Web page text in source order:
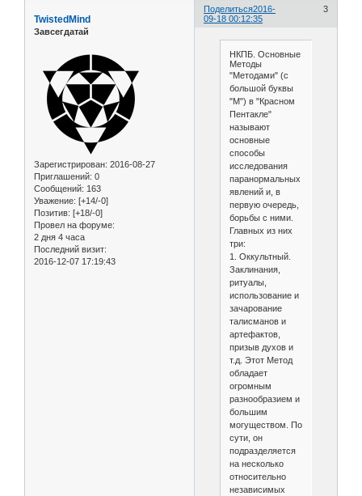
Поделиться 3
2016-
09-18 00:12:35
TwistedMind
Завсегдатай
Зарегистрирован: 2016-08-27
Приглашений: 0
Сообщений: 163
Уважение: [+14/-0]
Позитив: [+18/-0]
Провел на форуме:
2 дня 4 часа
Последний визит:
2016-12-07 17:19:43
НКПБ. Основные
Методы
"Методами" (с
большой буквы
"М") в "Красном
Пентакле"
называют
основные
способы
исследования
паранормальных
явлений и, в
первую очередь,
борьбы с ними.
Главных из них
три:
1. Оккультный.
Заклинания,
ритуалы,
использование и
зачарование
талисманов и
артефактов,
призыв духов и
т.д. Этот Метод
обладает
огромным
разнообразием и
большим
могуществом. По
сути, он
подразделяется
на несколько
относительно
независимых